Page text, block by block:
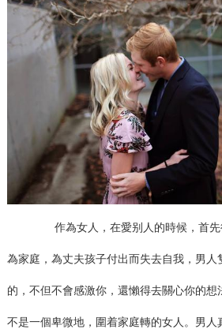
作為女人，在愛别人的時候，首先
為家庭，為丈夫孩子付出而失去自我，男人
的，不但不會感激你，還懶得去關心你的
不是一個卑微地，圍着家庭轉的女人。男人